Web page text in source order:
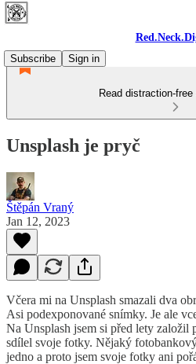
Subscribe
Sign in
Read distraction-
Unsplash je pryč
Štěpán Vraný
Jan 12, 2023
Včera mi na Unsplash smazali dva
Asi podexponované snímky. Je ale
Na Unsplash jsem si před lety založil
sdílel svoje fotky. Nějaký
jedno a proto jsem svoje fotky ani